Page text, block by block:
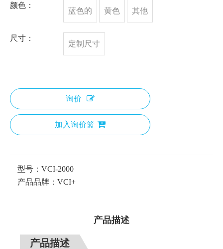
颜色：
蓝色的 黄色 其他
尺寸：
定制尺寸
询价
加入询价篮
型号： VCI-2000
产品品牌： VCI+
产品描述
产品描述